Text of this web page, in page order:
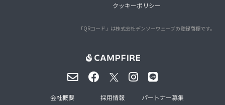
クッキーポリシー
「QRコード」は株式会社デンソーウェーブの登録商標です。
会社概要 採用情報 パートナー募集